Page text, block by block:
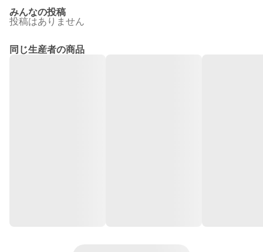
みんなの投稿
投稿はありません
同じ生産者の商品